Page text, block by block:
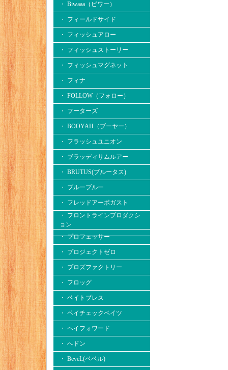
・ Biwaaa（ビワー）
・ フィールドサイド
・ フィッシュアロー
・ フィッシュストーリー
・ フィッシュマグネット
・ フィナ
・ FOLLOW（フォロー）
・ フーターズ
・ BOOYAH（ブーヤー）
・ フラッシュユニオン
・ ブラッディサムルアー
・ BRUTUS(ブルータス)
・ ブルーブルー
・ フレッドアーボガスト
・ フロントラインプロダクシ
ョン
・ プロフェッサー
・ プロジェクトゼロ
・ プロズファクトリー
・ フロッグ
・ ベイトブレス
・ ペイチェックベイツ
・ ペイフォワード
・ へドン
・ BeveL(ベベル)